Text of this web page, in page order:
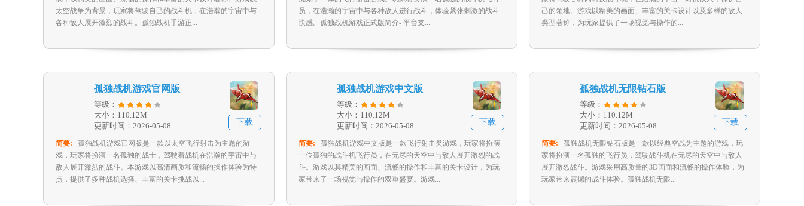
太空战争为背景，玩家将驾驶自己的战斗机，在浩瀚的宇宙中与
各种敌人展开激烈的战斗。孤独战机手游正...
员，在浩瀚的宇宙中与各种敌人进行战斗，体验紧张刺激的战斗
快感。孤独战机游戏正式版简介- 平台支...
己的领地。游戏以精美的画面、丰富的关卡设计以及多样的敌人
类型著称，为玩家提供了一场视觉与操作的...
孤独战机游戏官网版
等级：
大小：110.12M
更新时间：2026-05-08
下载
简要:
孤独战机游戏官网版是一款以太空飞行射击为主题的游
戏，玩家将扮演一名孤独的战士，驾驶着战机在浩瀚的宇宙中与
敌人展开激烈的战斗。本游戏以高清画质和流畅的操作体验为特
点，提供了多种战机选择、丰富的关卡挑战以...
孤独战机游戏中文版
等级：
大小：110.12M
更新时间：2026-05-08
下载
简要:
孤独战机游戏中文版是一款飞行射击类游戏，玩家将扮演
一位孤独的战斗机飞行员，在无尽的天空中与敌人展开激烈的战
斗。游戏以其精美的画面、流畅的操作和丰富的关卡设计，为玩
家带来了一场视觉与操作的双重盛宴。游戏...
孤独战机无限钻石版
等级：
大小：110.12M
更新时间：2026-05-08
下载
简要:
孤独战机无限钻石版是一款以经典空战为主题的游戏，玩
家将扮演一名孤独的飞行员，驾驶战斗机在无尽的天空中与敌人
展开激烈战斗。游戏采用高质量的3D画面和流畅的操作体验，为
玩家带来震撼的战斗体验。孤独战机无限...